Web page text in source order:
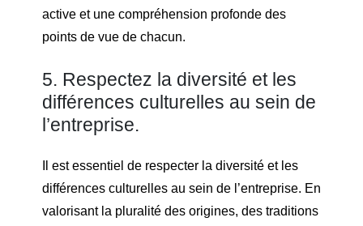
active et une compréhension profonde des
points de vue de chacun.
5. Respectez la diversité et les
différences culturelles au sein de
l’entreprise.
Il est essentiel de respecter la diversité et les
différences culturelles au sein de l’entreprise. En
valorisant la pluralité des origines, des traditions